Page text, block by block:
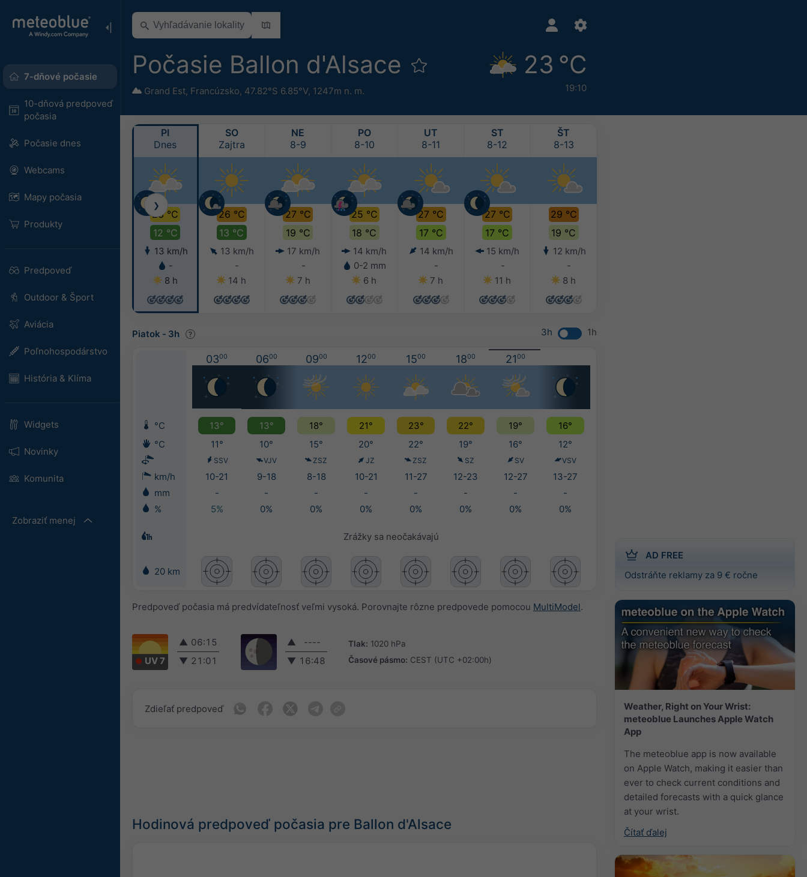
7-dňové počasie
10-dňová predpoveď
počasia
Počasie dnes
Webcams
Mapy počasia
Produkty
Predpoveď
Outdoor & Šport
Aviácia
Poľnohospodárstvo
História & Klíma
Widgets
Novinky
Komunita
Zobraziť menej
Počasie Ballon d'Alsace
Grand Est, Francúzsko, 47.82°S 6.85°V, 1247m n. m.
23 °C
19:10
AD FREE
Odstráňte reklamy za 9 € ročne
Weather, Right on Your Wrist:
meteoblue Launches Apple Watch
App
The meteoblue app is now available
on Apple Watch, making it easier than
ever to check current conditions and
detailed forecasts with a quick glance
at your wrist.
Čítať ďalej
PI
Dnes
23 °C
12 °C
13 km/h
-
8 h
SO
Zajtra
26 °C
13 °C
13 km/h
-
14 h
NE
8-9
27 °C
19 °C
17 km/h
-
7 h
PO
8-10
25 °C
18 °C
14 km/h
0-2 mm
6 h
UT
8-11
27 °C
17 °C
14 km/h
-
7 h
ST
8-12
27 °C
17 °C
15 km/h
-
11 h
ŠT
8-13
29 °C
19 °C
12 km/h
-
8 h
❯
Piatok - 3h 3h 1h
0300 0600 0900 1200 1500 1800 2100
°C 13° 13° 18° 21° 23° 22° 19°
16°
°C
11° 10° 15° 20° 22° 19° 16° 12°
SSV VJV ZSZ JZ ZSZ SZ SV VSV
km/h 10-21 9-18 8-18 10-21 11-27 12-23 12-27
13-27
mm
- - - - - - -
-
%
5% 0% 0% 0% 0% 0% 0% 0%
Zrážky sa neočakávajú
20 km
Predpoveď počasia má predvídateľnosť veľmi vysoká. Porovnajte rôzne predpovede pomocou MultiModel.
UV 7
▲ 06:15
▼ 21:01
▲
----
▼ 16:48
Tlak: 1020 hPa
Časové pásmo: CEST (UTC +02:00h)
Zdieľať predpoveď
Hodinová predpoveď počasia pre Ballon d'Alsace